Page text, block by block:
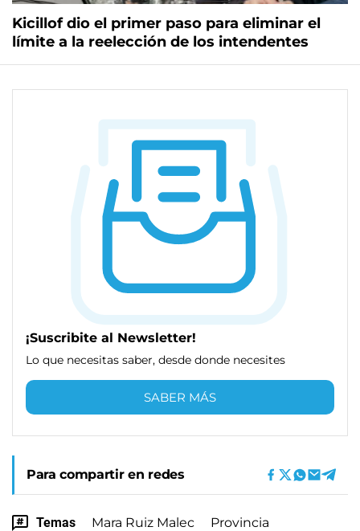
Kicillof dio el primer paso para eliminar el
límite a la reelección de los intendentes
¡Suscribite al Newsletter!
Lo que necesitas saber, desde donde necesites
SABER MÁS
Para compartir en redes
Temas Mara Ruiz Malec Provincia